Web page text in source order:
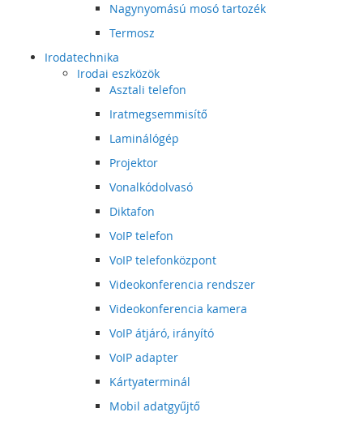
Nagynyomású mosó tartozék
Termosz
Irodatechnika
Irodai eszközök
Asztali telefon
Iratmegsemmisítő
Laminálógép
Projektor
Vonalkódolvasó
Diktafon
VoIP telefon
VoIP telefonközpont
Videokonferencia rendszer
Videokonferencia kamera
VoIP átjáró, irányító
VoIP adapter
Kártyaterminál
Mobil adatgyűjtő